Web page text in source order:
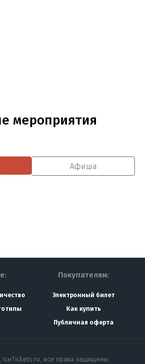
мероприятия
Афиша
Покупателям:
Электронный билет
Как купить
Публичная оферта
IceTickets.ru, все права защищены